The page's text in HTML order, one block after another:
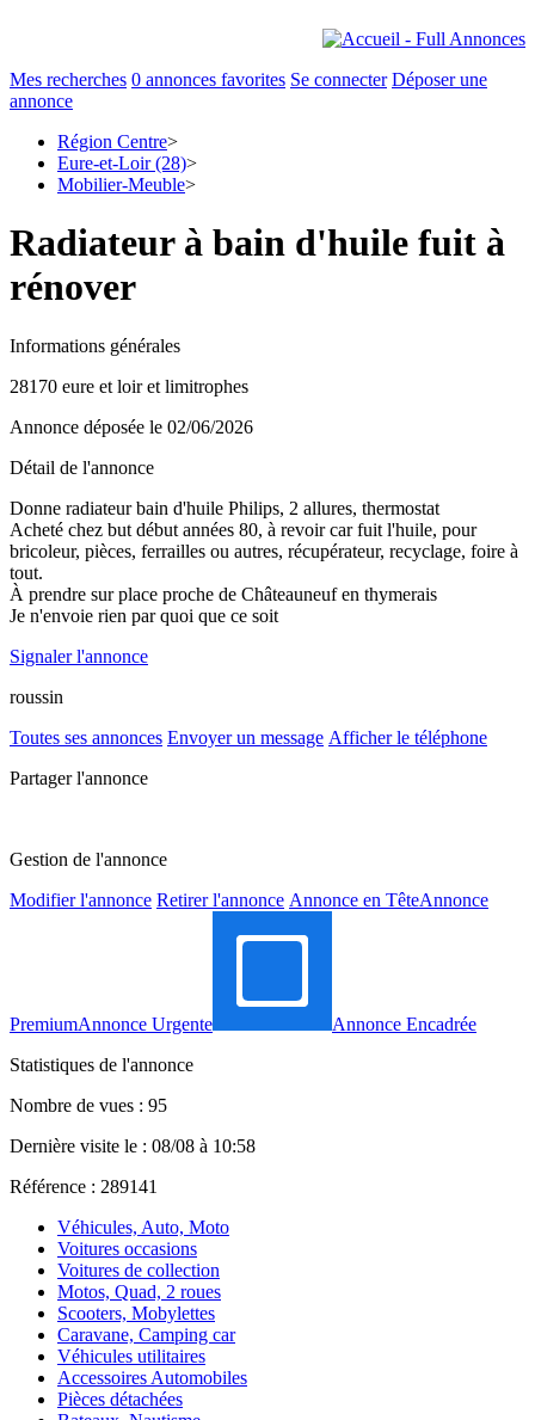
Mes recherches 0 annonces favorites Se connecter Déposer une
annonce
Région Centre>
Eure-et-Loir (28)>
Mobilier-Meuble>
Radiateur à bain d'huile fuit à
rénover
Informations générales
28170 eure et loir et limitrophes
Annonce déposée le 02/06/2026
Détail de l'annonce
Donne radiateur bain d'huile Philips, 2 allures, thermostat
Acheté chez but début années 80, à revoir car fuit l'huile, pour
bricoleur, pièces, ferrailles ou autres, récupérateur, recyclage, foire à
tout.
À prendre sur place proche de Châteauneuf en thymerais
Je n'envoie rien par quoi que ce soit
Signaler l'annonce
roussin
Toutes ses annonces Envoyer un message Afficher le téléphone
Partager l'annonce
Gestion de l'annonce
Modifier l'annonce Retirer l'annonce Annonce en TêteAnnonce
PremiumAnnonce Urgente
Annonce Encadrée
Statistiques de l'annonce
Nombre de vues : 95
Dernière visite le : 08/08 à 10:58
Référence : 289141
Véhicules, Auto, Moto
Voitures occasions
Voitures de collection
Motos, Quad, 2 roues
Scooters, Mobylettes
Caravane, Camping car
Véhicules utilitaires
Accessoires Automobiles
Pièces détachées